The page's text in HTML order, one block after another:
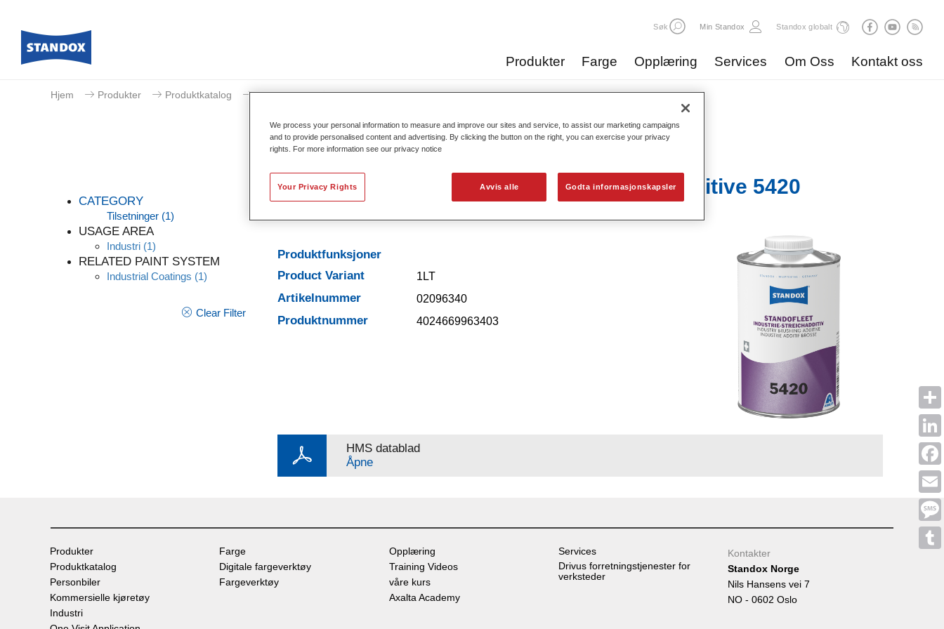
Søk Min Standox Standox globalt
Produkter Farge Opplæring Services Om Oss Kontakt oss
Email
Hjem Produkter Produktkatalog Tilsetninger Standofleet Industry Brushing Additive 5420​
CATEGORY
Tilsetninger (1)
USAGE AREA
Industri (1)
RELATED PAINT SYSTEM
Industrial Coatings (1)
Clear Filter
Standofleet Industry Brushing Additive 5420​
Produktfunksjoner
Product Variant
1LT
Artikelnummer 02096340
Produktnummer 4024669963403
HMS datablad
Åpne
Produkter
Produktkatalog
Personbiler
Kommersielle kjøretøy
Industri
Farge
Digitale fargeverktøy
Fargeverktøy
Opplæring
Training Videos
våre kurs
Axalta Academy
Services
Drivus forretningstjenester for
verksteder
Kontakter
Standox Norge
Nils Hansens vei 7
NO - 0602 Oslo
We process your personal information to measure and improve our sites and service, to assist our marketing campaigns
and to provide personalised content and advertising. By clicking the button on the right, you can exercise your privacy
rights. For more information see our privacy notice
Avvis alle Godta informasjonskapsler
Your Privacy Rights